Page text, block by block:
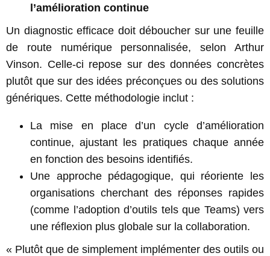
l’amélioration continue
Un diagnostic efficace doit déboucher sur une feuille
de route numérique personnalisée, selon Arthur
Vinson. Celle-ci repose sur des données concrètes
plutôt que sur des idées préconçues ou des solutions
génériques. Cette méthodologie inclut :
La mise en place d’un cycle d’amélioration
continue, ajustant les pratiques chaque année
en fonction des besoins identifiés.
Une approche pédagogique, qui réoriente les
organisations cherchant des réponses rapides
(comme l’adoption d’outils tels que Teams) vers
une réflexion plus globale sur la collaboration.
« Plutôt que de simplement implémenter des outils ou